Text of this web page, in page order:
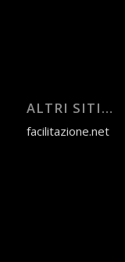
ALTRI SITI…
facilitazione.net